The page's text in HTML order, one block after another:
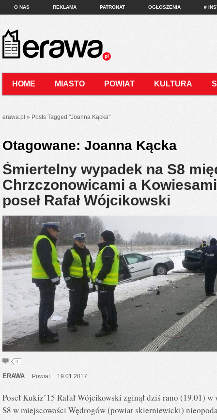
O NAS REKLAMA PATRONAT OGŁOSZENIA #
HOME MIASTO POWIAT KULTURA
erawa.pl » Posts Tagged "Joanna Kącka"
Otagowane: Joanna Kącka
Śmiertelny wypadek na S8
Chrzczonowicami a
poseł Rafał Wójcikowski
0
ERAWA Powiat 19.01.2017
Poseł Kukiz’15 Rafał Wójcikowski zginął dziś rano (19.01)
S8 w miejscowości Wędrogów (powiat skierniewicki)